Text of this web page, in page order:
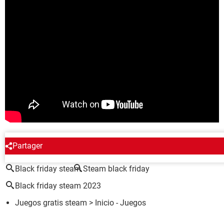
Partager
ALREDEDOR DEL MISMO TEMA
Black friday steam Steam black friday
Black friday steam 2023
Juegos gratis steam > Inicio - Juegos